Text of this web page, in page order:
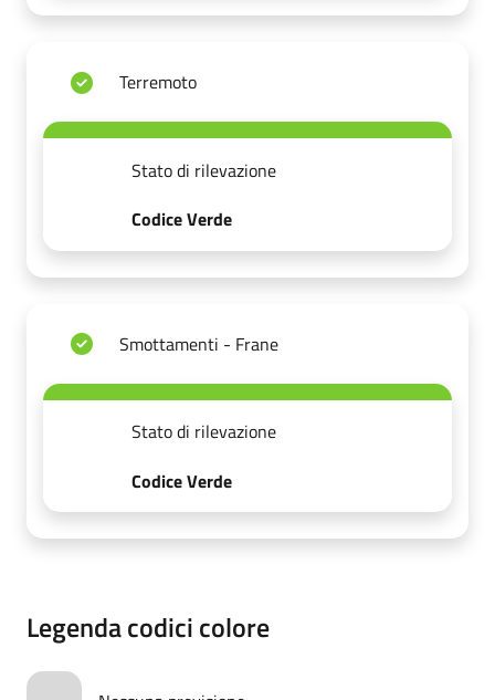
Terremoto
Stato di rilevazione
Codice Verde
Smottamenti - Frane
Stato di rilevazione
Codice Verde
Legenda codici colore